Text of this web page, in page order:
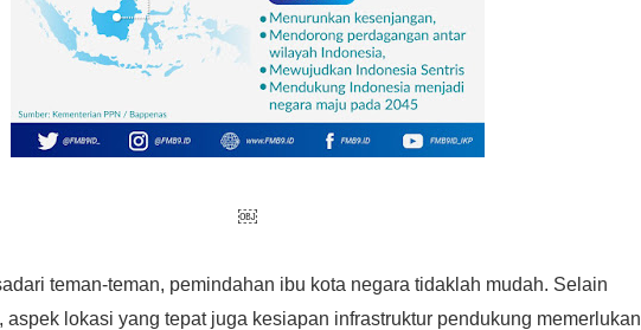
￼
teman-teman, pemindahan ibu kota negara tidaklah mudah. Selain
aspek lokasi yang tepat juga kesiapan infrastruktur pendukung memerlukan